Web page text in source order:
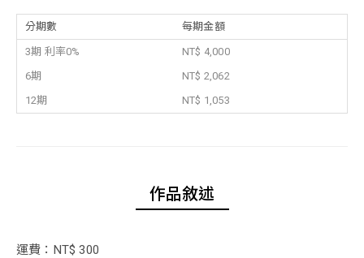
分期數 每期金額
3期 利率0%
NT$ 4,000
6期
NT$ 2,062
12期
NT$ 1,053
作品敘述
運費：NT$ 300